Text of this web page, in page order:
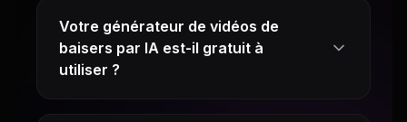
Votre générateur de vidéos de
baisers par IA est-il gratuit à
utiliser ?